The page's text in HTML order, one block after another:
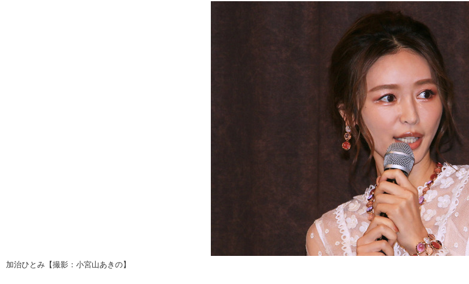
加治ひとみ【撮影：小宮山あきの】